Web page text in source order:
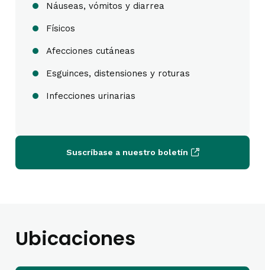
Náuseas, vómitos y diarrea
Físicos
Afecciones cutáneas
Esguinces, distensiones y roturas
Infecciones urinarias
Suscríbase a nuestro boletín
Ubicaciones